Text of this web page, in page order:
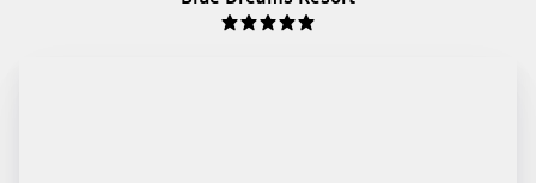
5